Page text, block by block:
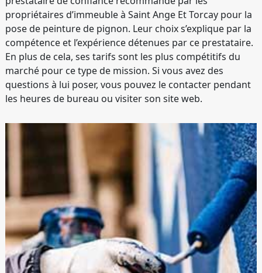
propriétaires d’immeuble à Saint Ange Et Torcay pour la
pose de peinture de pignon. Leur choix s’explique par la
compétence et l’expérience détenues par ce prestataire.
En plus de cela, ses tarifs sont les plus compétitifs du
marché pour ce type de mission. Si vous avez des
questions à lui poser, vous pouvez le contacter pendant
les heures de bureau ou visiter son site web.